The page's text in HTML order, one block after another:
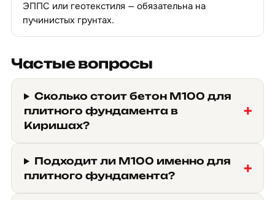
ЭППС или геотекстиля — обязательна на
пучинистых грунтах.
Частые вопросы
Сколько стоит бетон М100 для
плитного фундамента в
Киришах?
Подходит ли М100 именно для
плитного фундамента?